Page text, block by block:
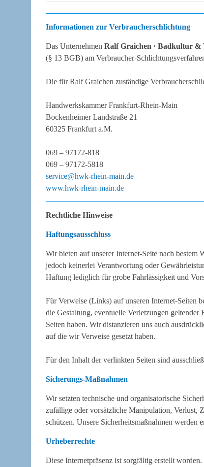
Informationen zur Verbraucherschlichtung
Das Unternehmen Ralf Graichen · Badkultur &
(§ 13 BGB) am Verbraucher-
Die für Ralf Graichen zuständige
Handwerkskammer Frankfurt-Rhein-Main
Bockenheimer Landstraße 21
60325 Frankfurt a.M.
069 – 97172-818
069 – 97172-5818
service@hwk-rhein-main.de
www.hwk-rhein-main.de
Rechtliche Hinweise
Haftungsausschluss
Wir bieten auf unserer Internet-Seite nach
jedoch keinerlei Verantwortung oder
Haftung lediglich für grobe Fahrlässigkeit und
Für Verweise (Links) auf unseren Internet-Seiten
die Gestaltung, eventuelle Verletzungen
Seiten haben. Wir distanzieren uns auch
auf die wir Verweise gesetzt haben.
Für den Inhalt der verlinkten Seiten sind
Sicherungs-Maßnahmen
Wir setzten technische und organisatorische
zufällige oder vorsätzliche Manipulation, Verlust,
schützen. Unsere Sicherheitsmaßnahmen werden
Urheberrechte
Diese Internetpräsenz ist sorgfältig erstellt